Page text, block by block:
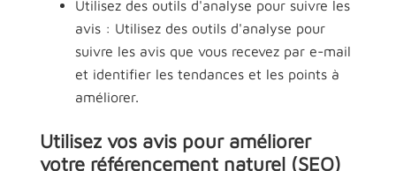
Utilisez des outils d'analyse pour suivre les
avis : Utilisez des outils d'analyse pour
suivre les avis que vous recevez par e-mail
et identifier les tendances et les points à
améliorer.
Utilisez vos avis pour améliorer
votre référencement naturel (SEO)